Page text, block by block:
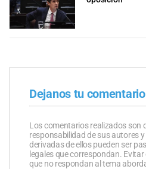
Dejanos tu comentario
Los comentarios realizados son
responsabilidad de sus autores
derivadas de ellos pueden ser
legales que correspondan.
que no respondan al tema